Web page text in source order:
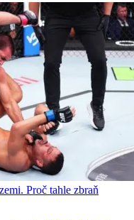
Proč tahle zbraň